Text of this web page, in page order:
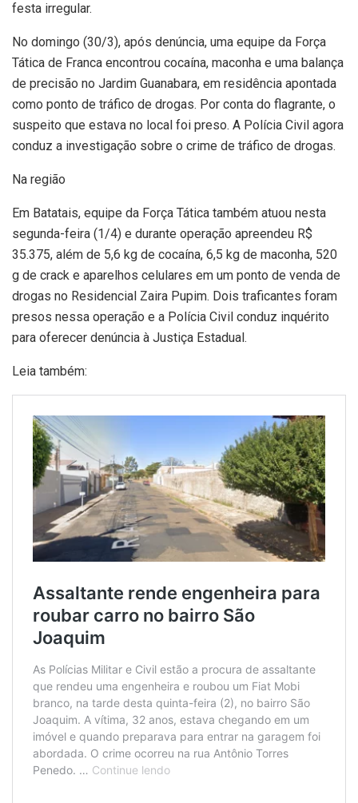
festa irregular.
No domingo (30/3), após denúncia, uma equipe da Força
Tática de Franca encontrou cocaína, maconha e uma balança
de precisão no Jardim Guanabara, em residência apontada
como ponto de tráfico de drogas. Por conta do flagrante, o
suspeito que estava no local foi preso. A Polícia Civil agora
conduz a investigação sobre o crime de tráfico de drogas.
Na região
Em Batatais, equipe da Força Tática também atuou nesta
segunda-feira (1/4) e durante operação apreendeu R$
35.375, além de 5,6 kg de cocaína, 6,5 kg de maconha, 520
g de crack e aparelhos celulares em um ponto de venda de
drogas no Residencial Zaira Pupim. Dois traficantes foram
presos nessa operação e a Polícia Civil conduz inquérito
para oferecer denúncia à Justiça Estadual.
Leia também: